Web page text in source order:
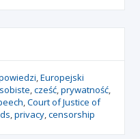
Europejski
cześć prywatność
Court of Justice of
privacy censorship